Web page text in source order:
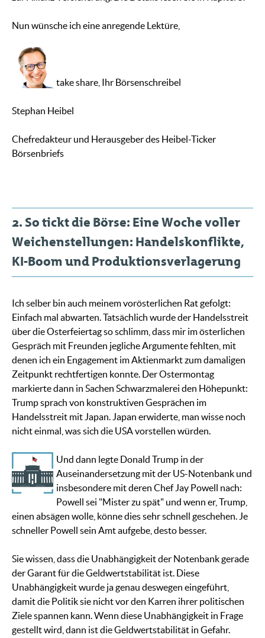
Nun wünsche ich eine anregende Lektüre,
take share, Ihr Börsenschreibel
Stephan Heibel
Chefredakteur und Herausgeber des Heibel-Ticker
Börsenbriefs
2. So tickt die Börse: Eine Woche voller
Weichenstellungen: Handelskonflikte,
KI-Boom und Produktionsverlagerung
Ich selber bin auch meinem vorösterlichen Rat gefolgt:
Einfach mal abwarten. Tatsächlich wurde der Handelsstreit
über die Osterfeiertag so schlimm, dass mir im österlichen
Gespräch mit Freunden jegliche Argumente fehlten, mit
denen ich ein Engagement im Aktienmarkt zum damaligen
Zeitpunkt rechtfertigen konnte. Der Ostermontag
markierte dann in Sachen Schwarzmalerei den Höhepunkt:
Trump sprach von konstruktiven Gesprächen im
Handelsstreit mit Japan. Japan erwiderte, man wisse noch
nicht einmal, was sich die USA vorstellen würden.
Und dann legte Donald Trump in der
Auseinandersetzung mit der US-Notenbank und
insbesondere mit deren Chef Jay Powell nach:
Powell sei "Mister zu spät" und wenn er, Trump,
einen absägen wolle, könne dies sehr schnell geschehen. Je
schneller Powell sein Amt aufgebe, desto besser.
Sie wissen, dass die Unabhängigkeit der Notenbank gerade
der Garant für die Geldwertstabilität ist. Diese
Unabhängigkeit wurde ja genau deswegen eingeführt,
damit die Politik sie nicht vor den Karren ihrer politischen
Ziele spannen kann. Wenn diese Unabhängigkeit in Frage
gestellt wird, dann ist die Geldwertstabilität in Gefahr.